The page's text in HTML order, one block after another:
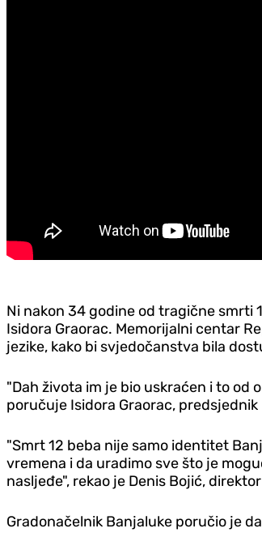
Ni nakon 34 godine od tragične smrti
Isidora Graorac. Memorijalni centar
jezike, kako bi svjedočanstva bila
"Dah života im je bio uskraćen i to od
poručuje Isidora Graorac,
"Smrt 12 beba nije samo identitet
vremena i da uradimo sve što je
nasljeđe", rekao je Denis Bojić,
Gradonačelnik Banjaluke poručio je